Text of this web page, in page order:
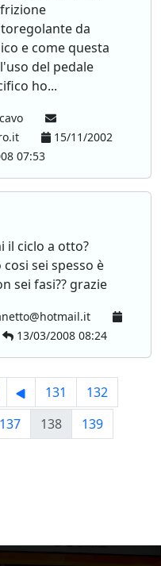
da
e come questa
del pedale
ho...
15/11/2002
07:53
il ciclo a otto?
sei spesso è
sei fasi?? grazie
13/03/2008 08:24
131
132
137 138
139